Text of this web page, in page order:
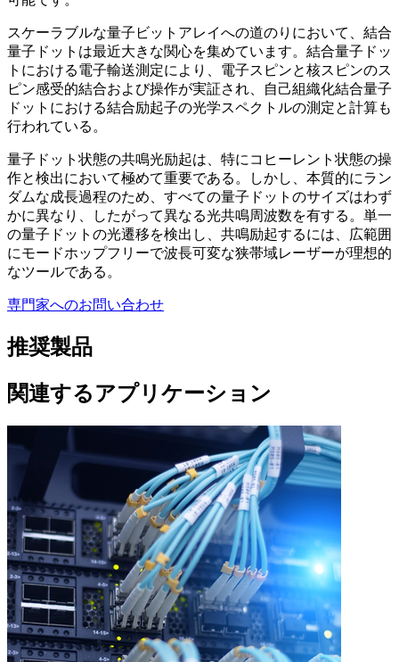
スケーラブルな量子ビットアレイへの道のりにおいて、結合
量子ドットは最近大きな関心を集めています。結合量子ドッ
トにおける電子輸送測定により、電子スピンと核スピンのス
ピン感受的結合および操作が実証され、自己組織化結合量子
ドットにおける結合励起子の光学スペクトルの測定と計算も
行われている。
量子ドット状態の共鳴光励起は、特にコヒーレント状態の操
作と検出において極めて重要である。しかし、本質的にラン
ダムな成長過程のため、すべての量子ドットのサイズはわず
かに異なり、したがって異なる光共鳴周波数を有する。単一
の量子ドットの光遷移を検出し、共鳴励起するには、広範囲
にモードホップフリーで波長可変な狭帯域レーザーが理想的
なツールである。
専門家へのお問い合わせ
推奨製品
関連するアプリケーション